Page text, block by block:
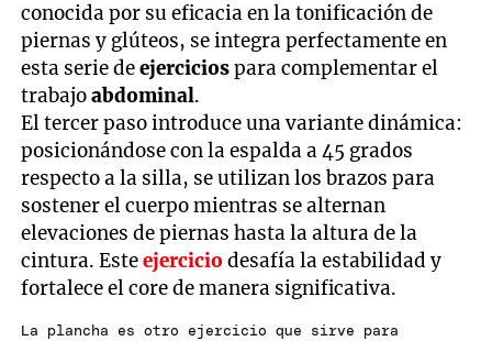
conocida por su eficacia en la tonificación de
piernas y glúteos, se integra perfectamente en
esta serie deejerciciospara complementar el
trabajoabdominal.
El tercer paso introduce una variante dinámica:
posicionándose con la espalda a 45 grados
respecto a la silla, se utilizan los brazos para
sostener el cuerpo mientras se alternan
elevaciones de piernas hasta la altura de la
cintura. Esteejerciciodesafía la estabilidad y
fortalece el core de manera significativa.
La plancha es otro ejercicio que sirve para